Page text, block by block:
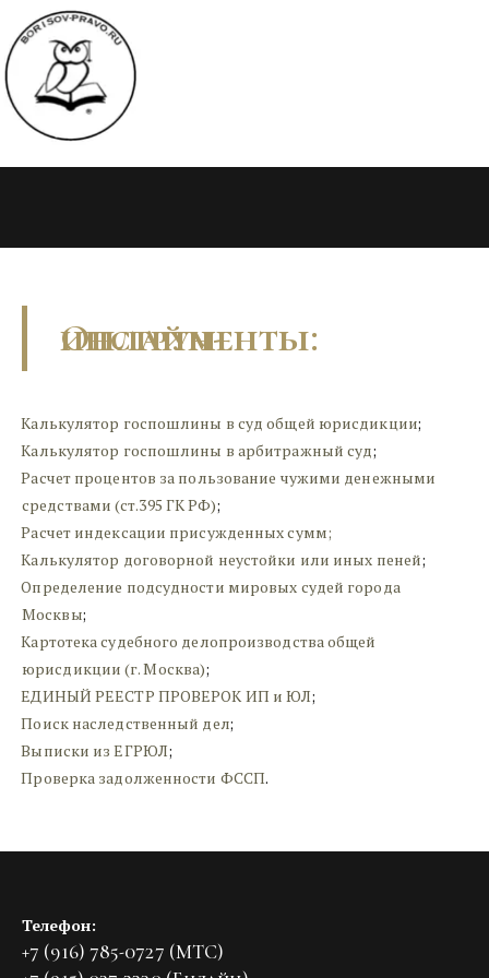
Онлайн-инструменты:
Калькулятор госпошлины в суд общей юрисдикции;
Калькулятор госпошлины в арбитражный суд;
Расчет процентов за пользование чужими денежными
средствами (ст.395 ГК РФ);
Расчет индексации присужденных сумм;
Калькулятор договорной неустойки или иных пеней;
Определение подсудности мировых судей города
Москвы;
Картотека судебного делопроизводства общей
юрисдикции (г. Москва);
ЕДИНЫЙ РЕЕСТР ПРОВЕРОК ИП и ЮЛ;
Поиск наследственный дел;
Выписки из ЕГРЮЛ;
Проверка задолженности ФССП.
Телефон:
+7 (916) 785-0727 (МТС)